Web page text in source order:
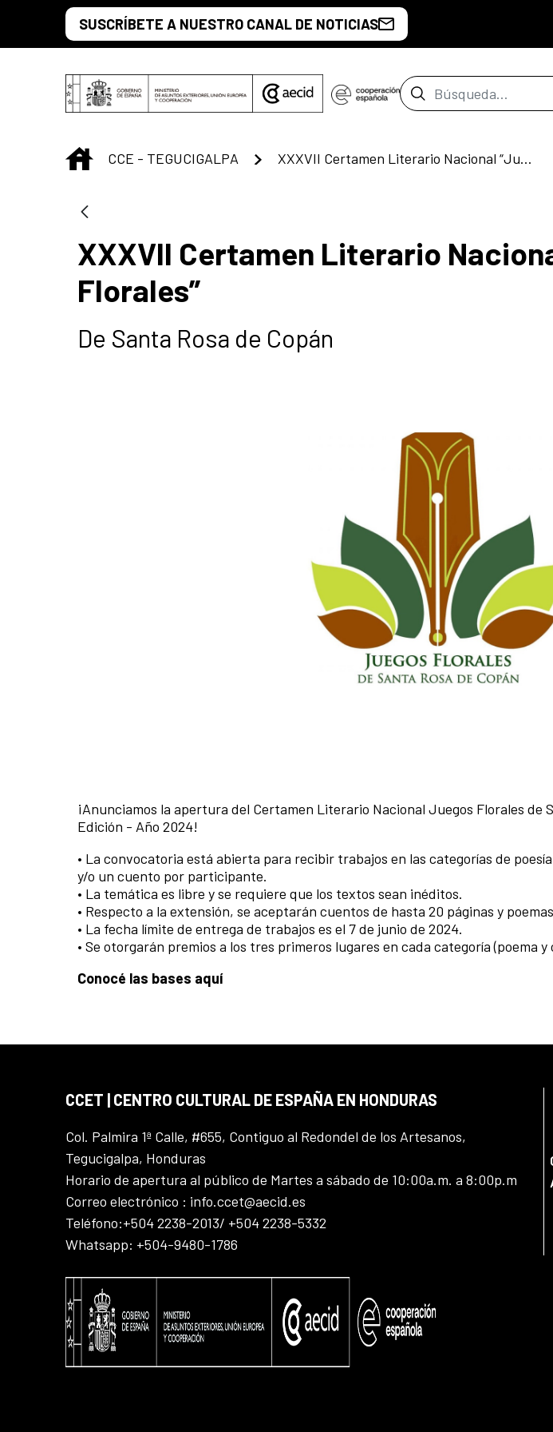
Saltar al contenido principal
SUSCRÍBETE A NUESTRO CANAL DE NOTICIAS
Barra de
INICIO
CCE - TEGUCIGALPA XXXVII Certamen Literario Nacional “Juegos Florales”
XXXVII Certamen Literario
Florales”
De Santa Rosa de Copán
¡Anunciamos la apertura del Certamen Literario Nacional Juegos Florales de
Edición - Año 2024!
• La convocatoria está abierta para recibir trabajos en las categorías de
y/o un cuento por participante.
• La temática es libre y se requiere que los textos sean inéditos.
• Respecto a la extensión, se aceptarán cuentos de hasta 20 páginas y
• La fecha límite de entrega de trabajos es el 7 de junio de 2024.
• Se otorgarán premios a los tres primeros lugares en cada categoría (poema y
Conocé las bases aquí
CCET | CENTRO CULTURAL DE ESPAÑA EN HONDURAS
Col. Palmira 1ª Calle, #655, Contiguo al Redondel de los Artesanos,
Tegucigalpa, Honduras
Horario de apertura al público de Martes a sábado de 10:00a.m. a 8:00p.m
Correo electrónico : info.ccet@aecid.es
Teléfono:+504 2238-2013/ +504 2238-5332
Whatsapp: +504-9480-1786